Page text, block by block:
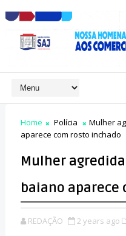
Home Polícia
Mulher
aparece com rosto inchado
Mulher
baiano aparece
REDAÇÃO 2 years ago